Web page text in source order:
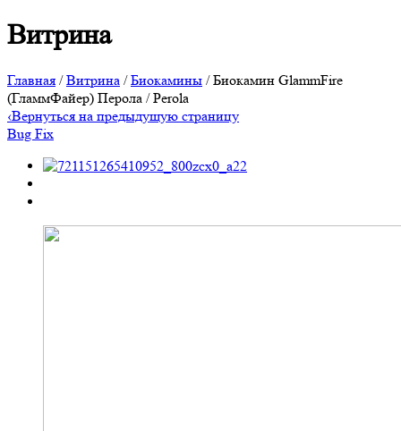
Витрина
Главная /Витрина /Биокамины / Биокамин GlammFire
(ГламмФайер) Перола / Perola
‹Вернуться на предыдущую страницу
Bug Fix